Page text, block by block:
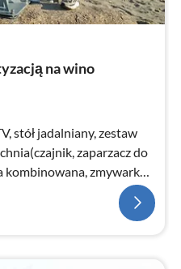
na wino
stół jadalniany, zestaw
zaparzacz do
zmywarka